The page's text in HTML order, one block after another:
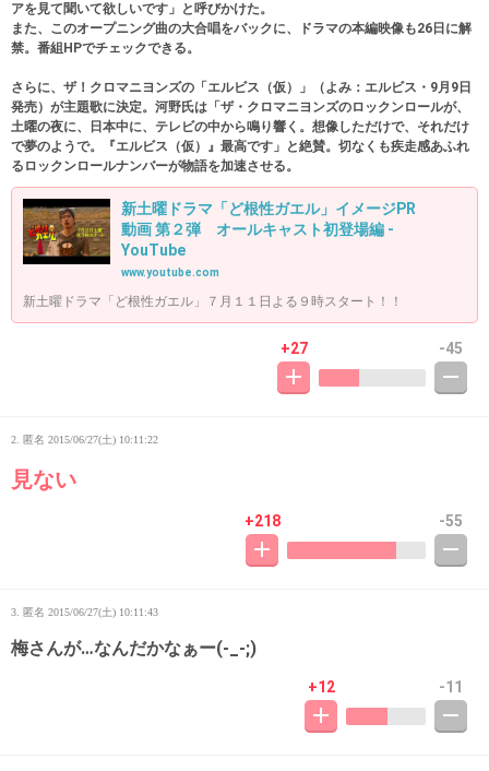
アを見て聞いて欲しいです」と呼びかけた。
また、このオープニング曲の大合唱をバックに、ドラマの本編映像も26日に解
禁。番組HPでチェックできる。
さらに、ザ！クロマニヨンズの「エルビス（仮）」（よみ：エルビス・9月9日
発売）が主題歌に決定。河野氏は「ザ・クロマニヨンズのロックンロールが、
土曜の夜に、日本中に、テレビの中から鳴り響く。想像しただけで、それだけ
で夢のようで。『エルビス（仮）』最高です」と絶賛。切なくも疾走感あふれ
るロックンロールナンバーが物語を加速させる。
新土曜ドラマ「ど根性ガエル」イメージPR
動画 第２弾 オールキャスト初登場編 -
YouTube
www.youtube.com
新土曜ドラマ「ど根性ガエル」７月１１日よる９時スタート！！
+27 -45
2. 匿名 2015/06/27(土) 10:11:22
見ない
+218 -55
3. 匿名 2015/06/27(土) 10:11:43
梅さんが…なんだかなぁー(-_-;)
+12 -11